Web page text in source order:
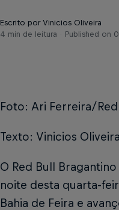
Escrito por Vinicios Oliveira
4 min de leitura
Published on
Foto: Ari Ferreira/
Texto: Vinicios Oliveira
O Red Bull
noite desta quarta-
Bahia de Feira e